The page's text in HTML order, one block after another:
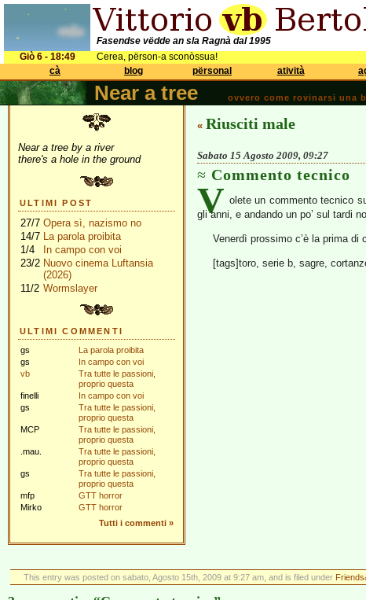
Fasendse vëdde an sla Ragnà dal 1995
Giò 6 - 18:49
Cerea, përson-a sconòssua!
cà
blog përsonal atività
Near a tree ovvero come rovinarsi una
Near a tree by a river
there's a hole in the ground
ULTIMI POST
27/7 Opera sì, nazismo no
14/7 La parola proibita
1/4
In campo con voi
23/2 Nuovo cinema Luftansia
(2026)
11/2 Wormslayer
ULTIMI COMMENTI
gs
La parola proibita
gs
In campo con voi
vb
Tra tutte le passioni,
proprio questa
finelli
In campo con voi
gs
Tra tutte le passioni,
proprio questa
MCP
Tra tutte le passioni,
proprio questa
.mau.
Tra tutte le passioni,
proprio questa
gs
Tra tutte le passioni,
proprio questa
mfp
GTT horror
Mirko
GTT horror
Tutti i commenti »
« Riusciti male
Sabato 15 Agosto 2009, 09:27
Commento tecnico
V olete un commento tecnico
gli anni, e andando un po’ sul tardi
Venerdì prossimo c’è la prima di
[tags]toro, serie b, sagre,
This entry was posted on sabato, Agosto 15th, 2009 at 9:27 am, and is filed under